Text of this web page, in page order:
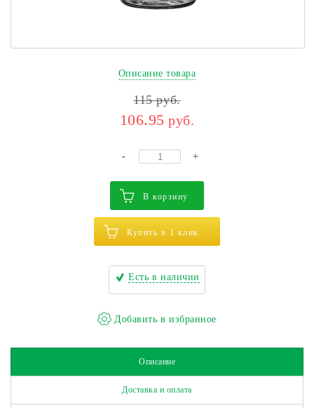
Описание товара
115руб.
106.95 руб.
- +
В корзину
Купить в 1 клик
Есть в наличии
Описание
Доставка и оплата